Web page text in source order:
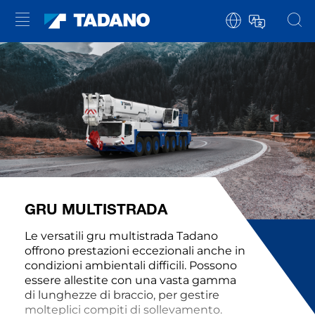
GRU MULTISTRADA
Le versatili gru multistrada Tadano
offrono prestazioni eccezionali anche in
condizioni ambientali difficili. Possono
essere allestite con una vasta gamma
di lunghezze di braccio, per gestire
molteplici compiti di sollevamento.